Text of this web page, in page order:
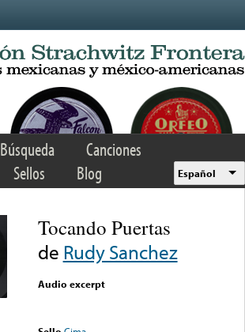
Búsqueda
Canciones
Sellos Blog Español
Tocando Puertas
de Rudy Sanchez
Audio excerpt